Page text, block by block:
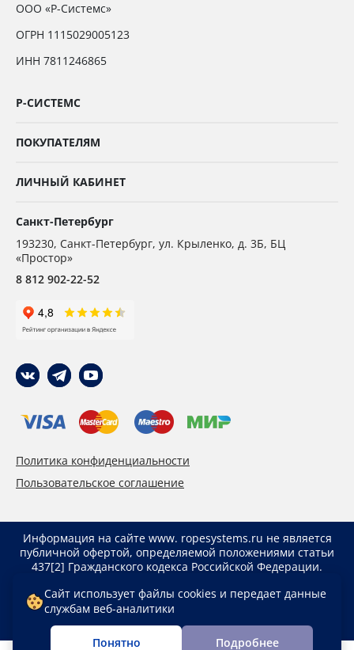
ООО «Р-Системс»
ОГРН 1115029005123
ИНН 7811246865
Р-СИСТЕМС
ПОКУПАТЕЛЯМ
ЛИЧНЫЙ КАБИНЕТ
Санкт-Петербург
193230, Санкт-Петербург, ул. Крыленко, д. 3Б, БЦ
«Простор»
8 812 902-22-52
Политика конфиденциальности
Пользовательское соглашение
Информация на сайте www. ropesystems.ru не является
публичной офертой, определяемой положениями статьи
437[2] Гражданского кодекса Российской Федерации.
заказа через интернет-магазин www. ropesystems.ru.
Цены при оформлении заказа иным способом могут
отличаться от указанных на сайте.
Сайт использует файлы cookies и передает данные
службам веб-аналитики
Понятно Подробнее